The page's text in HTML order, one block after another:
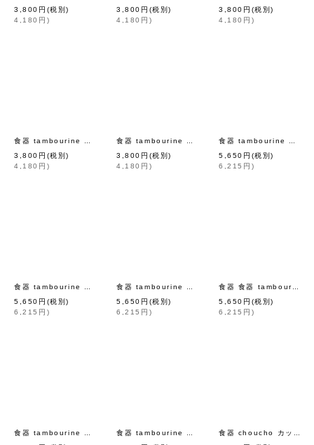
3,800 円 (税別)
4,180 円 )
3,800 円 (税別)
4,180 円 )
3,800 円 (税別)
4,180 円 )
食器 tambourine プレート S (LBL) [mina perhonen]
3,800 円 (税別)
4,180 円 )
食器 tambourine プレート S (DBL) [mina
3,800 円 (税別)
4,180 円 )
食器 tambourine プレート L (WH)
5,650 円 (税別)
6,215 円 )
食器 tambourine プレート L (PK) [mina perhonen
]
5,650 円 (税別)
6,215 円 )
食器 tambourine プレート L (LBR) [mina
5,650 円 (税別)
6,215 円 )
食器 食器 tambourine プレート L (GR)
5,650 円 (税別)
6,215 円 )
食器 tambourine プレート L (LBL) [mina perhonen]
食器 tambourine 深皿（LBR） [mina perhonen
食器 choucho カップ（BP7001P）